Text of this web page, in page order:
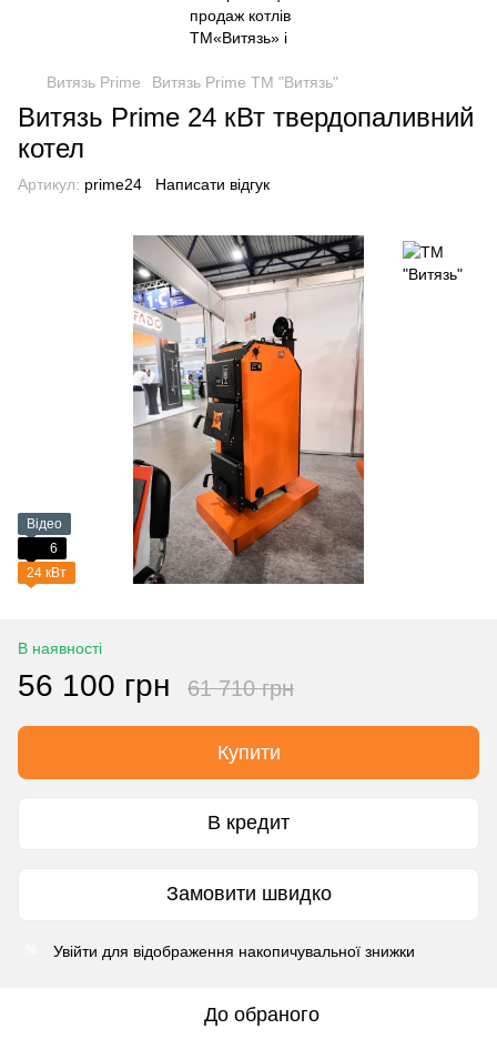
Витязь Prime Витязь Prime ТМ "Витязь"
Витязь Prime 24 кВт твердопаливний
котел
Артикул: prime24 Написати відгук
Відео
6
24 кВт
В наявності
56 100 грн 61 710 грн
Купити
В кредит
Замовити швидко
Увійти для відображення накопичувальної знижки
До обраного